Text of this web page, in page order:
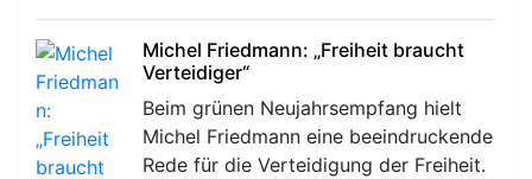
Michel Friedmann: „Freiheit braucht
Verteidiger“
Beim grünen Neujahrsempfang hielt
Michel Friedmann eine beeindruckende
Rede für die Verteidigung der Freiheit.